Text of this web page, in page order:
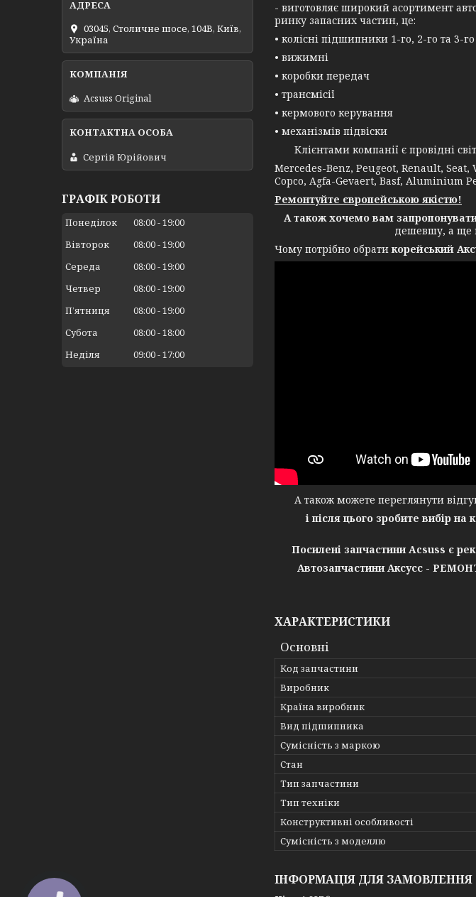
- виготовляє широкий асортимент
ринку запасних частин, це:
• колісні підшипники 1-го, 2-го та 3-
• вижимні
• коробки передач
• трансмісії
• кермового керування
• механізмів підвіски
Клієнтами компанії є провідні
Mercedes-Benz, Peugeot, Renault,
Copco, Agfa-Gevaert, Basf, Aluminium
Ремонтуйте європейською якістю!
А також хочемо вам
дешевшу, а ще
Чому потрібно обратикорейський
А також можете переглянути
і після цього зробите вибір на
Посилені запчастини Acsuss є
Автозапчастини Аксусс -
ХАРАКТЕРИСТИКИ
Основні
Код запчастини
Виробник
Країна виробник
Вид підшипника
Сумісність з маркою
Стан
Тип запчастини
Тип техніки
Конструктивні особливості
Сумісність з моделлю
ІНФОРМАЦІЯ ДЛЯ ЗАМОВЛЕННЯ
03045, Столичне шосе, 104B, Київ,
Україна
Acsuss Original
Сергій Юрійович
ГРАФІК РОБОТИ
Понеділок 08:00 19:00
Вівторок
08:00 19:00
Середа
08:00 19:00
Четвер
08:00 19:00
Пʼятниця
08:00 19:00
Субота
08:00 18:00
Неділя
09:00 17:00